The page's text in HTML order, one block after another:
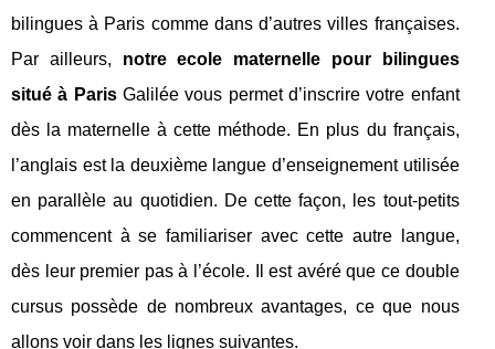
bilingues à Paris comme dans d’autres villes françaises.
Par ailleurs, notre ecole maternelle pour bilingues
situé à ParisGalilée vous permet d’inscrire votre enfant
dès la maternelle à cette méthode. En plus du français,
l’anglais est la deuxième langue d’enseignement utilisée
en parallèle au quotidien. De cette façon, les tout-petits
commencent à se familiariser avec cette autre langue,
dès leur premier pas à l’école. Il est avéré que ce double
cursus possède de nombreux avantages, ce que nous
allons voir dans les lignes suivantes.